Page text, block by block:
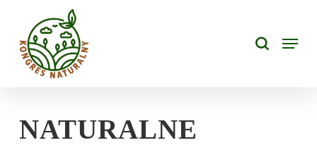
main
content
Menu
NATURALNE